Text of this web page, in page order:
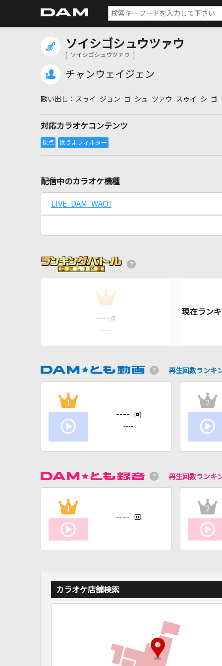
ソイシゴシュウツァウ
[ ソイシゴシュウツァウ ]
チャンウェイジェン
スゥイ ジョン ゴ シュ ツァウ スゥイ シ ゴ
対応カラオケコンテンツ
配信中のカラオケ機種
LIVE DAM WAO!
1
---- 点
----
再生回数ランキ
1
---- 回
----
2
再生回数ランキ
1
---- 回
----
2
カラオケ店舗検索